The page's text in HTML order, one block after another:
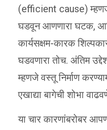
(efficient cause)
घडवून आणणारा घटक,
कार्यसक्षम-कारक
घडवणारा तोच. अंतिम
म्हणजे वस्तू निर्माण
एखाद्या बागेची शोभा
या चार कारणांबरोबर